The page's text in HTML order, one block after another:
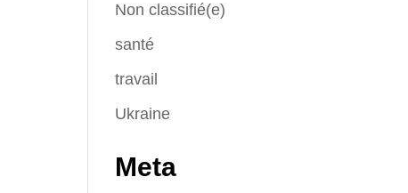
Non classifié(e)
santé
travail
Ukraine
Meta